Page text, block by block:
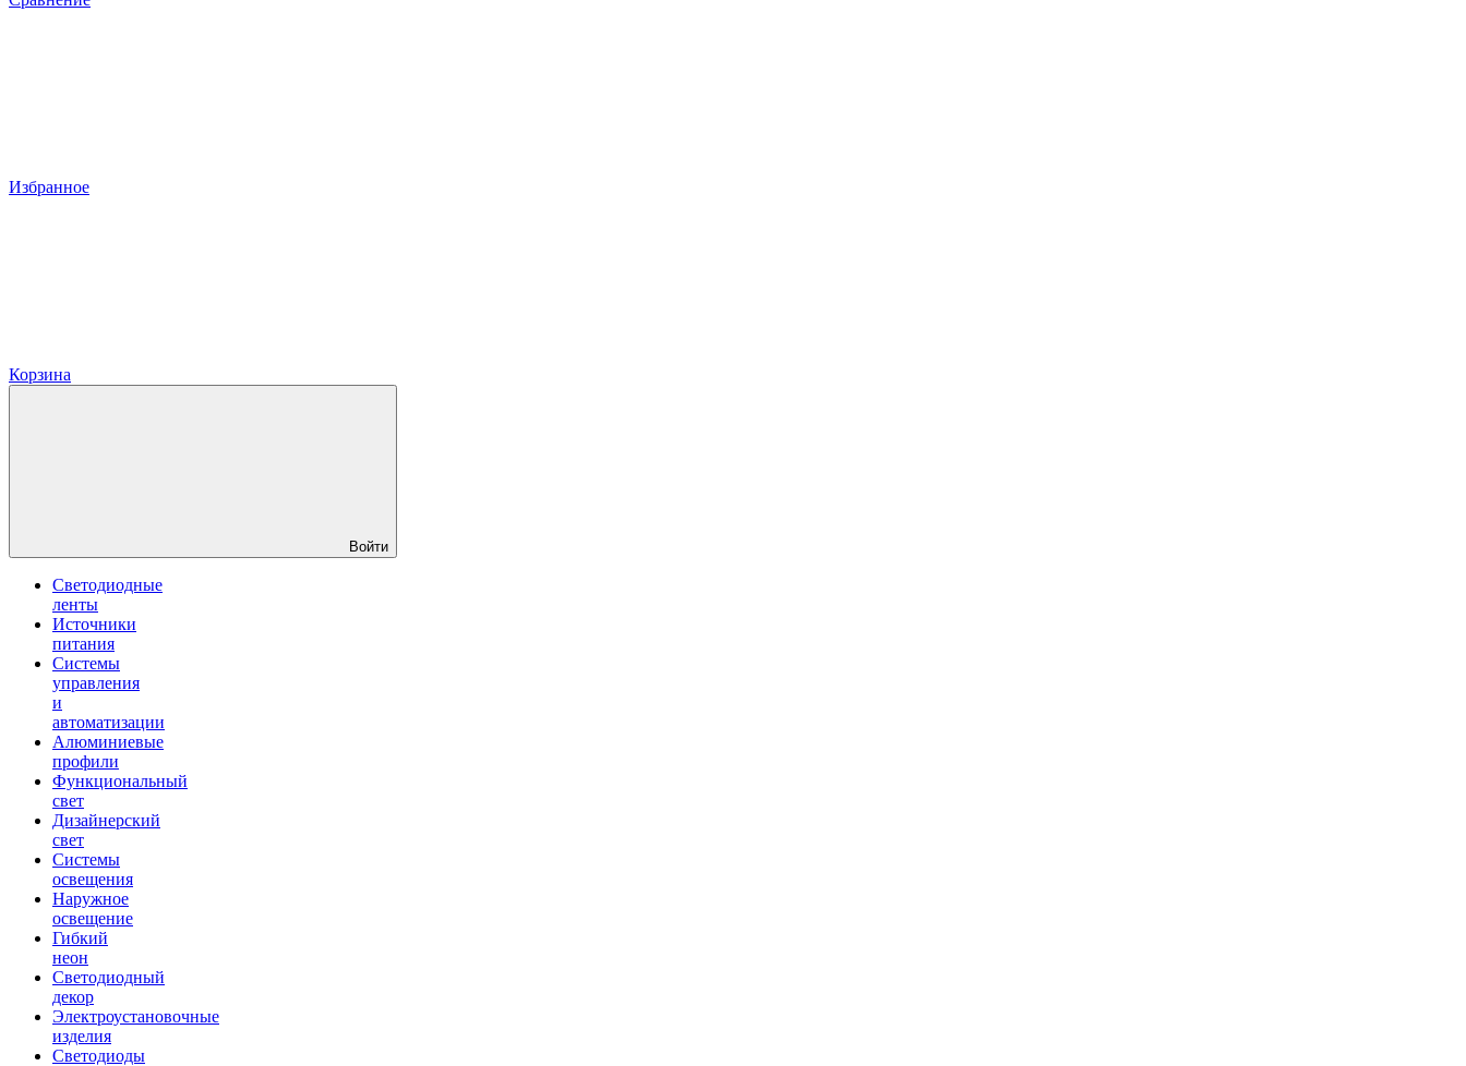
Избранное
Корзина
Войти
Светодиодные
ленты
Источники
питания
Системы
управления
и
автоматизации
Алюминиевые
профили
Функциональный
свет
Дизайнерский
свет
Системы
освещения
Наружное
освещение
Гибкий
неон
Светодиодный
декор
Электроустановочные
изделия
Светодиоды